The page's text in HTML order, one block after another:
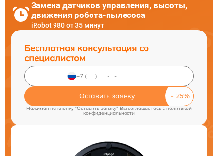
Замена датчиков управления, высоты,
движения робота-пылесоса
iRobot 980 от 35 минут
Бесплатная консультация со
специалистом
Оставить заявку
Нажимая на кнопку "Оставить заявку" Вы соглашаетесь cполитикой
конфиденциальности